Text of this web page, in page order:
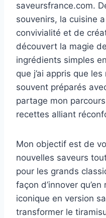
saveursfrance.com.
souvenirs, la cuisine
convivialité et de
découvert la magie
ingrédients simples
que j’ai appris que
souvent préparés
partage mon
recettes alliant
Mon objectif est de
nouvelles saveurs
pour les grands
façon d’innover
iconique en version
transformer le